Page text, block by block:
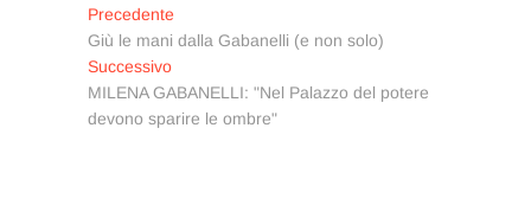
Navigazione
articoli
Precedente
precedente:
Giù le mani dalla Gabanelli (e non solo)
SuccessivoArticolo
successivo:
MILENA GABANELLI: "Nel Palazzo del potere
devono sparire le ombre"